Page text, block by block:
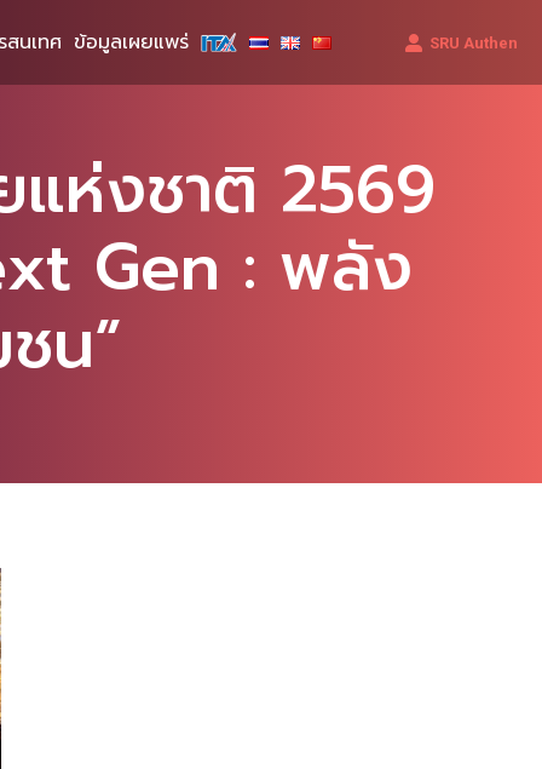
สนเทศ ข้อมูลเผยแพร่ SRU Authen
แห่งชาติ 2569
Gen : พลัง
น”